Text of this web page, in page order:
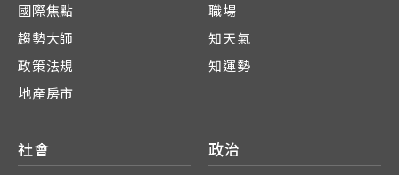
國際焦點
趨勢大師
政策法規
地產房市
職場
知天氣
知運勢
社會 政治